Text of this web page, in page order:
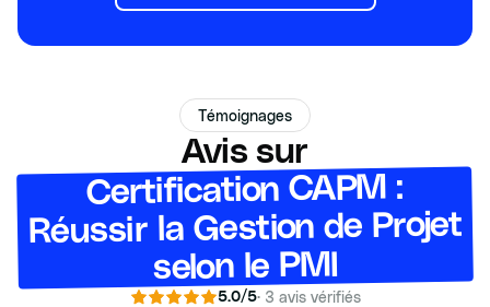
Témoignages
Avis sur
Certification CAPM :
Réussir la Gestion de Projet
selon le PMI
5.0/5· 3 avis vérifiés